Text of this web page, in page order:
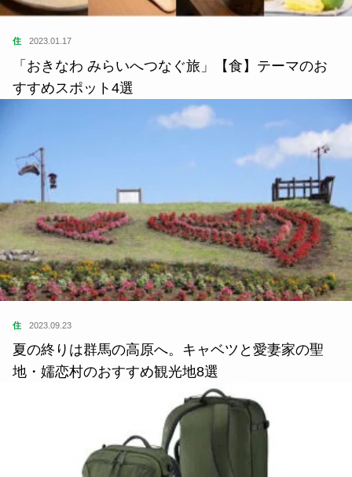
住 2023.01.17
「おきなわ みらいへつなぐ旅」【食】テーマのお
すすめスポット4選
住 2023.09.23
夏の終りは群馬の高原へ。キャベツと愛妻家の聖
地・嬬恋村のおすすめ観光地8選